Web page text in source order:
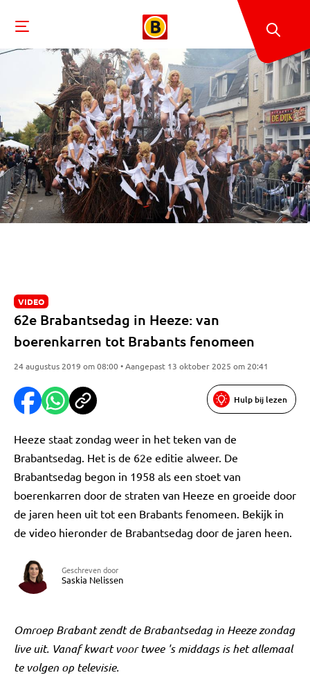
VIDEO
62e Brabantsedag in Heeze: van
boerenkarren tot Brabants fenomeen
24 augustus 2019 om 08:00 • Aangepast 13 oktober 2025 om 20:41
Hulp bij lezen
Heeze staat zondag weer in het teken van de
Brabantsedag. Het is de 62e editie alweer. De
Brabantsedag begon in 1958 als een stoet van
boerenkarren door de straten van Heeze en groeide door
de jaren heen uit tot een Brabants fenomeen. Bekijk in
de video hieronder de Brabantsedag door de jaren heen.
Geschreven door
Saskia Nelissen
Omroep Brabant zendt de Brabantsedag in Heeze zondag
live uit. Vanaf kwart voor twee 's middags is het allemaal
te volgen op televisie.